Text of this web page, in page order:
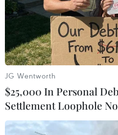
Ba Lan thảo luận việc
thành lập căn cứ quân sự
thường trực với Mỹ
06/08/2026 00:06
JG Wentworth
$25,000 In Personal
Settlement Loophole